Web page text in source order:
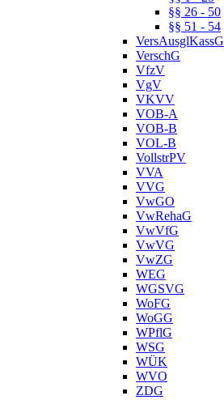
§§ 26 - 50
§§ 51 - 54
VersAusglKassG
VerschG
VfzV
VgV
VKVV
VOB-A
VOB-B
VOL-B
VollstrPV
VVA
VVG
VwGO
VwRehaG
VwVfG
VwVG
VwZG
WEG
WGSVG
WoFG
WoGG
WPflG
WSG
WÜK
WVO
ZDG